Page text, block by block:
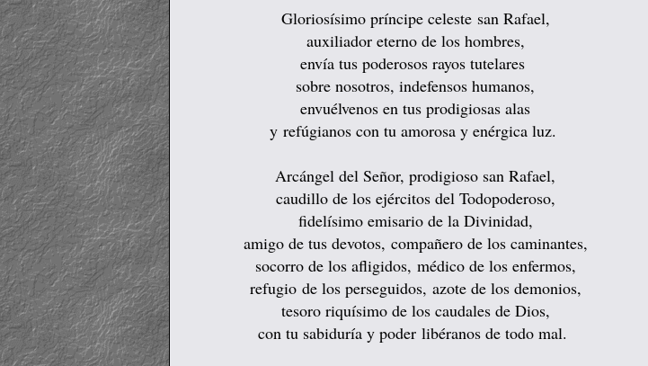
Gloriosísimo príncipe celeste san Rafael,
auxiliador eterno de los hombres,
envía tus poderosos rayos tutelares
sobre nosotros, indefensos humanos,
envuélvenos en tus prodigiosas alas
y refúgianos con tu amorosa y enérgica luz.
Arcángel del Señor, prodigioso san Rafael,
caudillo de los ejércitos del Todopoderoso,
fidelísimo emisario de la Divinidad,
amigo de tus devotos, compañero de los caminantes,
socorro de los afligidos, médico de los enfermos,
refugio de los perseguidos, azote de los demonios,
tesoro riquísimo de los caudales de Dios,
con tu sabiduría y poder libéranos de todo mal.